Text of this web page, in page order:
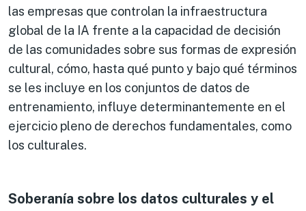
las empresas que controlan la infraestructura
global de la IA frente a la capacidad de decisión
de las comunidades sobre sus formas de expresión
cultural, cómo, hasta qué punto y bajo qué términos
se les incluye en los conjuntos de datos de
entrenamiento, influye determinantemente en el
ejercicio pleno de derechos fundamentales, como
los culturales.
Soberanía sobre los datos culturales y el